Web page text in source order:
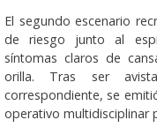
El segundo escenario
de riesgo junto al
síntomas claros de
orilla. Tras ser
correspondiente, se
operativo multidisciplinar